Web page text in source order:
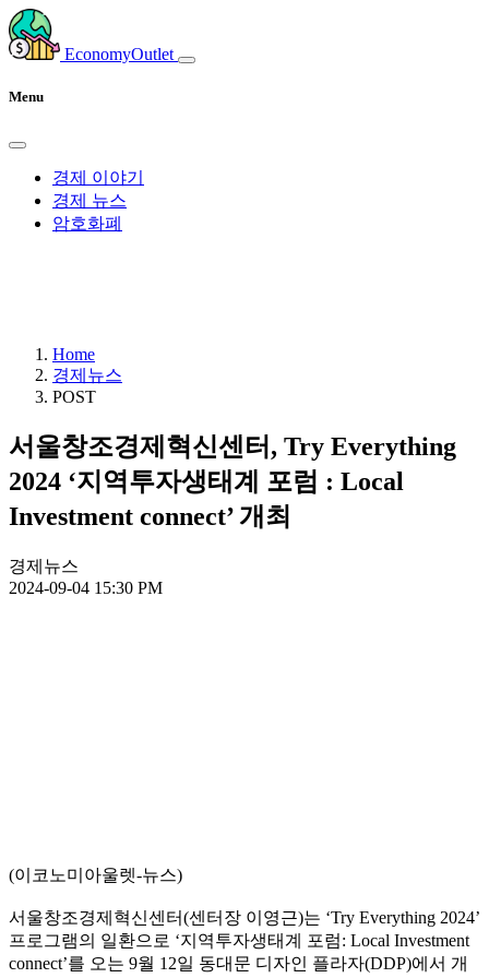
EconomyOutlet
Menu
경제 이야기
경제 뉴스
암호화폐
Home
경제뉴스
POST
서울창조경제혁신센터, Try Everything
2024 ‘지역투자생태계 포럼 : Local
Investment connect’ 개최
경제뉴스
2024-09-04 15:30 PM
(이코노미아울렛-뉴스)
서울창조경제혁신센터(센터장 이영근)는 ‘Try Everything 2024’
프로그램의 일환으로 ‘지역투자생태계 포럼: Local Investment
connect’를 오는 9월 12일 동대문 디자인 플라자(DDP)에서 개